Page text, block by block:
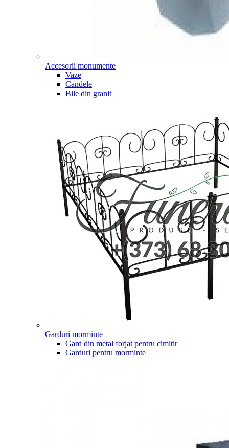
Accesorii monumente
Vaze
Candele
Bile din granit
Garduri morminte
Gard din metal forjat pentru cimitir
Garduri pentru morminte